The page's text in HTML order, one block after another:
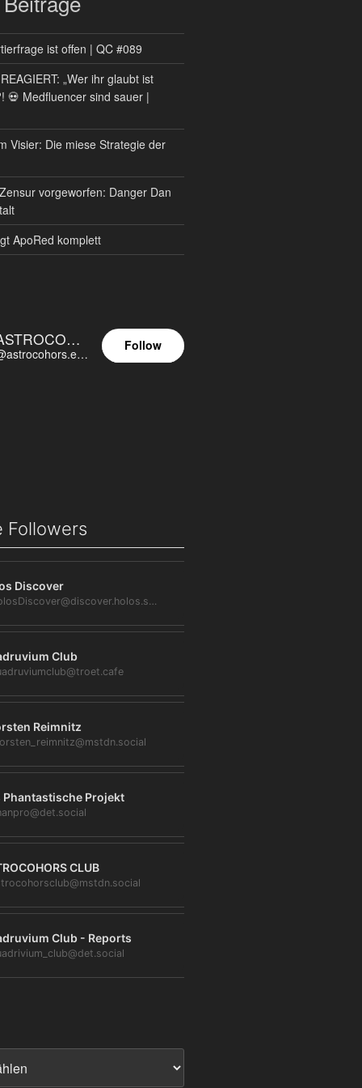
ist offen | QC #089
„Wer ihr glaubt ist
💀 Medfluencer sind sauer |
Visier: Die miese Strategie der
vorgeworfen: Danger Dan
ApoRed komplett
ASTROCOHORS EUNOIA ULTIMA
@astrocohors.eu@astrocohors.eu
Follow
Followers
Discover
@HolosDiscover@discover.holos.social
Club
Reimnitz
Phantastische Projekt
CLUB
Club - Reports